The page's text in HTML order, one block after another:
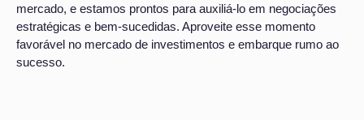
mercado, e estamos prontos para auxiliá-lo em negociações
estratégicas e bem-sucedidas. Aproveite esse momento
favorável no mercado de investimentos e embarque rumo ao
sucesso.